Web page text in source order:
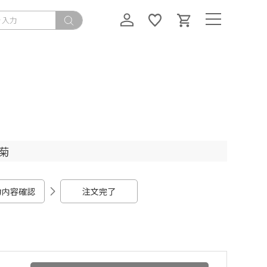
容確認 注文完了